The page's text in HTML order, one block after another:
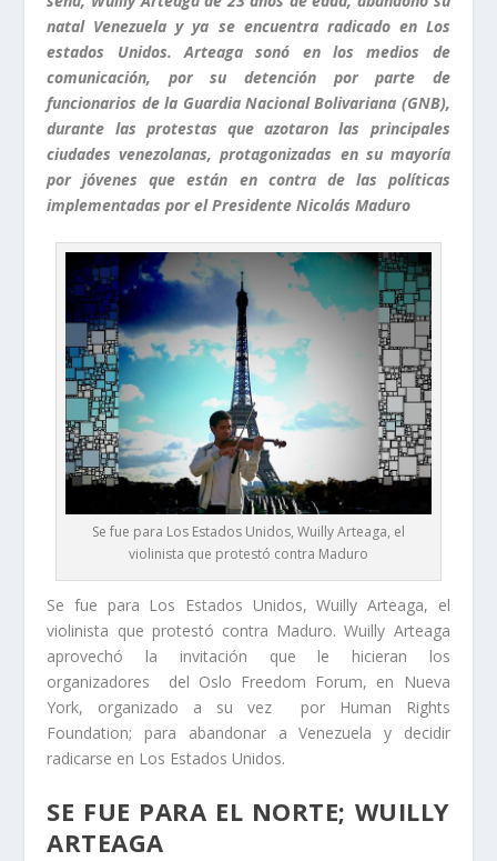
natal Venezuela y ya se encuentra radicado en Los
estados Unidos. Arteaga sonó en los medios de
comunicación, por su detención por parte de
funcionarios de la Guardia Nacional Bolivariana (GNB),
durante las protestas que azotaron las principales
ciudades venezolanas, protagonizadas en su mayoría
por jóvenes que están en contra de las políticas
implementadas por el Presidente Nicolás Maduro
Se fue para Los Estados Unidos, Wuilly Arteaga, el
violinista que protestó contra Maduro
Se fue para Los Estados Unidos, Wuilly Arteaga, el
violinista que protestó contra Maduro. Wuilly Arteaga
aprovechó la invitación que le hicieran los
organizadores del Oslo Freedom Forum, en Nueva
York, organizado a su vez por Human Rights
Foundation; para abandonar a Venezuela y decidir
radicarse en Los Estados Unidos.
SE FUE PARA EL NORTE; WUILLY
ARTEAGA